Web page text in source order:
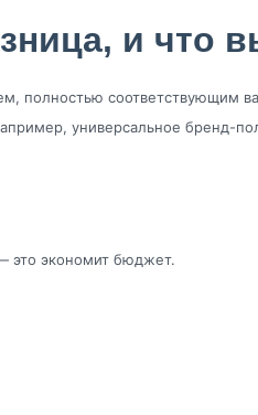
и что
полностью соответствующим
универсальное бренд-
это экономит бюджет.